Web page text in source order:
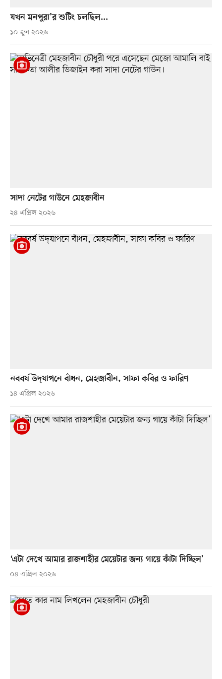
যখন মনপুরা’র শুটিং চলছিল...
১০ জুন ২০২৬
সাদা নেটের গাউনে মেহজাবীন
২৪ এপ্রিল ২০২৬
নববর্ষ উদ্‌যাপনে বাঁধন, মেহজাবীন, সাফা কবির ও ফারিণ
১৪ এপ্রিল ২০২৬
‘এটা দেখে আমার রাজশাহীর মেয়েটার জন্য গায়ে কাঁটা দিচ্ছিল’
০৪ এপ্রিল ২০২৬